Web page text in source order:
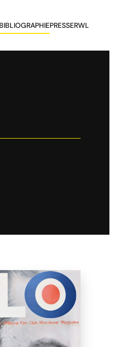
BIBLIOGRAPHIEPRESSERWL